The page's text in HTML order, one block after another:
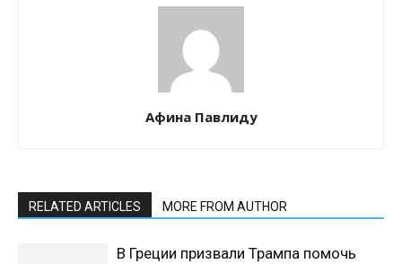
Афина Павлиду
RELATED ARTICLES MORE FROM AUTHOR
В Греции призвали Трампа помочь